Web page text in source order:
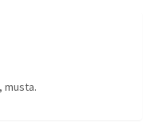
musta.